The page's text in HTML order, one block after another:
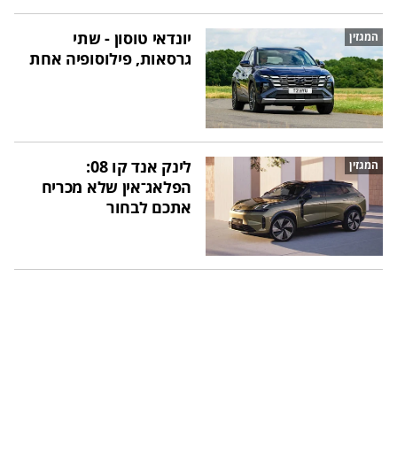
המגזין
יונדאי טוסון - שתי
גרסאות, פילוסופיה אחת
המגזין
לינק אנד קו 08:
הפלאג־אין שלא מכריח
אתכם לבחור